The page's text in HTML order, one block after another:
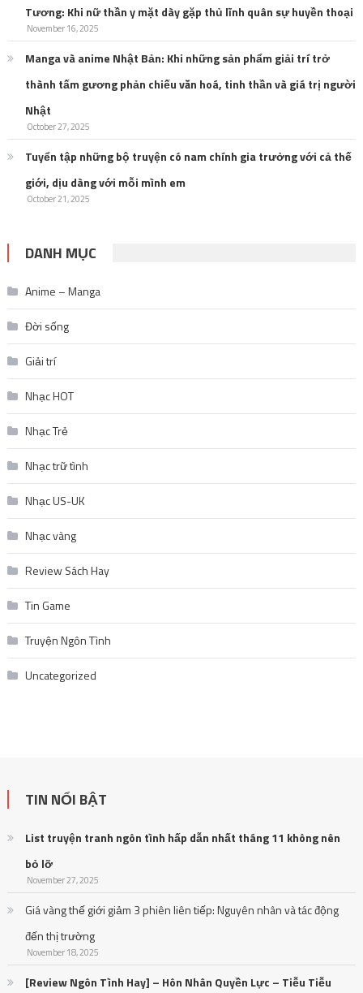
Tương: Khi nữ thần y mặt dày gặp thủ lĩnh quân sự huyền thoại
November 16, 2025
Manga và anime Nhật Bản: Khi những sản phẩm giải trí trở
thành tấm gương phản chiếu văn hoá, tinh thần và giá trị người
Nhật
October 27, 2025
Tuyển tập những bộ truyện có nam chính gia trưởng với cả thế
giới, dịu dàng với mỗi mình em
October 21, 2025
DANH MỤC
Anime – Manga
Đời sống
Giải trí
Nhạc HOT
Nhạc Trẻ
Nhạc trữ tình
Nhạc US-UK
Nhạc vàng
Review Sách Hay
Tin Game
Truyện Ngôn Tình
Uncategorized
TIN NỔI BẬT
List truyện tranh ngôn tình hấp dẫn nhất tháng 11 không nên
bỏ lỡ
November 27, 2025
Giá vàng thế giới giảm 3 phiên liên tiếp: Nguyên nhân và tác động
đến thị trường
November 18, 2025
[Review Ngôn Tình Hay] – Hôn Nhân Quyền Lực – Tiễu Tiễu